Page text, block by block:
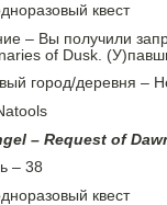
квест
– Вы получили
of Dusk.
город/деревня –
– Request of
– 38
квест